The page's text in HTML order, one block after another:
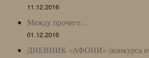
11.12.2016
Между прочего…
01.12.2016
ДНЕВНИК «АФОНИ» (конкурса